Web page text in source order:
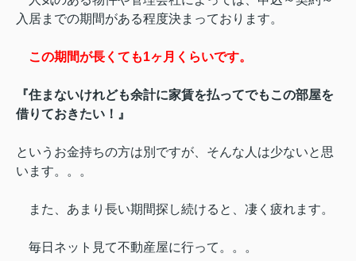
入居までの期間がある程度決まっております。
この期間が長くても1ヶ月くらいです。
『住まないけれども余計に家賃を払ってでもこの部屋を
借りておきたい！』
というお金持ちの方は別ですが、そんな人は少ないと思
います。。。
また、あまり長い期間探し続けると、凄く疲れます。
毎日ネット見て不動産屋に行って。。。